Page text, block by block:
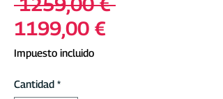
1199,00 €
Impuesto incluido
Cantidad *